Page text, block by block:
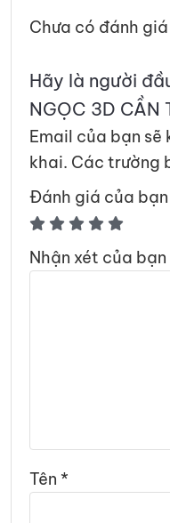
Chưa có đánh
Hãy là người
NGỌC 3D CẦN
Email của bạn
khai. Các trường
Đánh giá của bạn
Nhận xét của bạn
Tên *